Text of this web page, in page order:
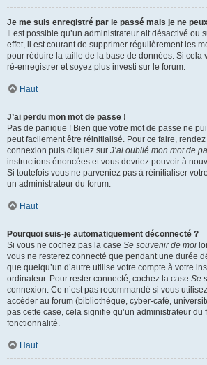
Je me suis enregistré par le passé mais je ne
Il est possible qu’un administrateur ait désactivé ou
effet, il est courant de supprimer régulièrement les
pour réduire la taille de la base de données. Si cela
ré-enregistrer et soyez plus investi sur le forum.
Haut
J’ai perdu mon mot de passe !
Pas de panique ! Bien que votre mot de passe ne
peut facilement être réinitialisé. Pour ce faire,
connexion puis cliquez sur J’ai oublié mon mot de
instructions énoncées et vous devriez pouvoir à
Si toutefois vous ne parveniez pas à réinitialiser
un administrateur du forum.
Haut
Pourquoi suis-je automatiquement déconnecté ?
Si vous ne cochez pas la case Se souvenir de moi
vous ne resterez connecté que pendant une durée
que quelqu’un d’autre utilise votre compte à votre
ordinateur. Pour rester connecté, cochez la case Se
connexion. Ce n’est pas recommandé si vous
accéder au forum (bibliothèque, cyber-café,
pas cette case, cela signifie qu’un administrateur du
fonctionnalité.
Haut